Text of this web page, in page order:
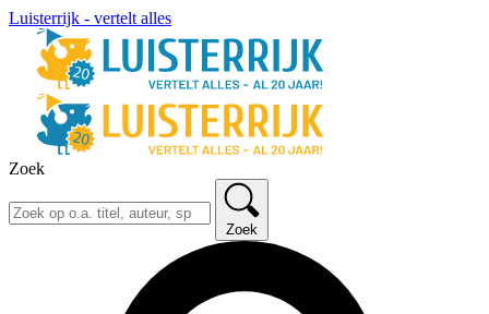
Luisterrijk - vertelt alles
Zoek
Zoek